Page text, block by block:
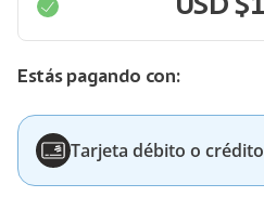
Estás pagando con:
Tarjeta débito o crédito